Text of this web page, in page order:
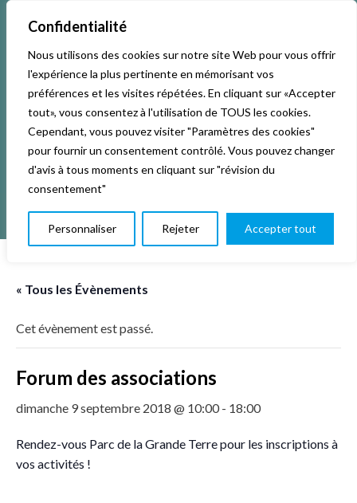
Confidentialité
Nous utilisons des cookies sur notre site Web pour vous offrir
l'expérience la plus pertinente en mémorisant vos
préférences et les visites répétées. En cliquant sur «Accepter
tout», vous consentez à l'utilisation de TOUS les cookies.
Cependant, vous pouvez visiter "Paramètres des cookies"
pour fournir un consentement contrôlé. Vous pouvez changer
d'avis à tous moments en cliquant sur "révision du
consentement"
Personnaliser Rejeter Accepter tout
Accueil Activités & Inscriptions
Événements Studios L’association
La vie de La KAB’ Club
« Tous les Évènements
Cet évènement est passé.
Forum des associations
dimanche 9 septembre 2018 @ 10:00- 18:00
Rendez-vous Parc de la Grande Terre pour les inscriptions à
vos activités !